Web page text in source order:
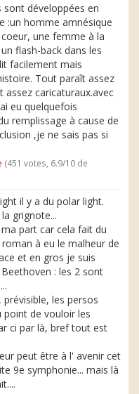
développées en
:un homme amnésique
une femme à la
flash-back dans les
facilement mais
Tout paraît assez
assez caricaturaux.avec
eu quelquefois
remplissage à cause de
,je ne sais pas si
(451 votes, 6.9/10 de
il y a du polar light.
grignote...
part car cela fait du
à eu le malheur de
et en gros je suis
: les 2 sont
les persos
point de vouloir les
ci par là, bref tout est
peut être à l' avenir cet
9e symphonie... mais là